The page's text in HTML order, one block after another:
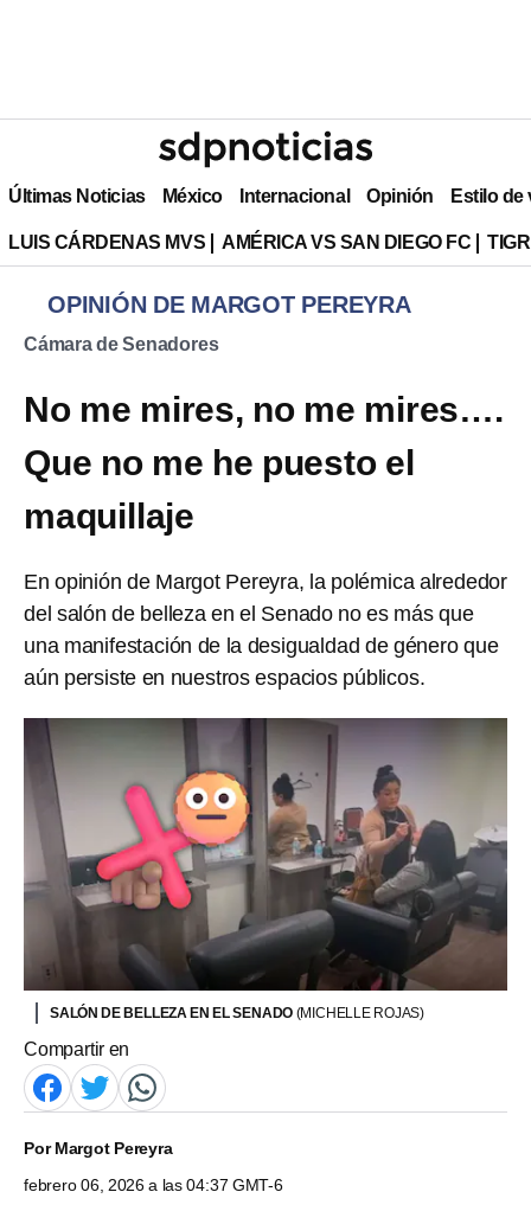
Últimas Noticias México Internacional Opinión Estilo de
LUIS CÁRDENAS MVS AMÉRICA VS SAN DIEGO FC
OPINIÓN DE MARGOT PEREYRA
Cámara de Senadores
No me mires, no me mires….
Que no me he puesto el
maquillaje
En opinión de Margot Pereyra, la polémica alrededor
del salón de belleza en el Senado no es más que
una manifestación de la desigualdad de género que
aún persiste en nuestros espacios públicos.
SALÓN DE BELLEZA EN EL SENADO (MICHELLE ROJAS)
Compartir en
PorMargot Pereyra
febrero 06, 2026 a las 04:37 GMT-6